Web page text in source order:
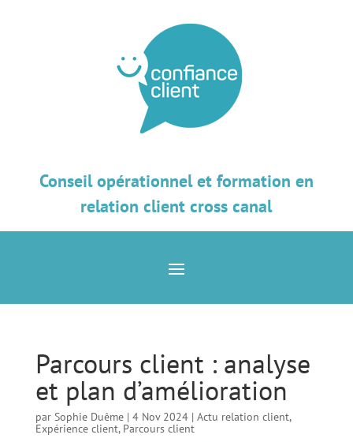
Conseil opérationnel et formation en
relation client cross canal
Parcours client : analyse
et plan d’amélioration
par Sophie Duême| 4 Nov 2024| Actu relation client,
Expérience client, Parcours client